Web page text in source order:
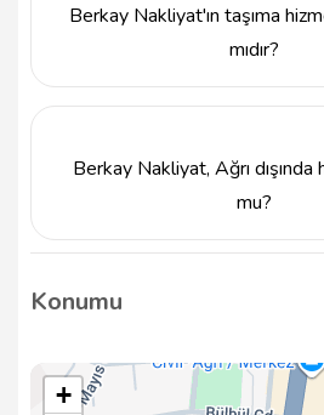
Berkay Nakliyat'ın taşıma
mıdır?
Berkay Nakliyat, Ağrı
mu?
Berkay Nakliyat, şu anda Ağrı
vermediği konusunda bilgi almak
Konumu
+